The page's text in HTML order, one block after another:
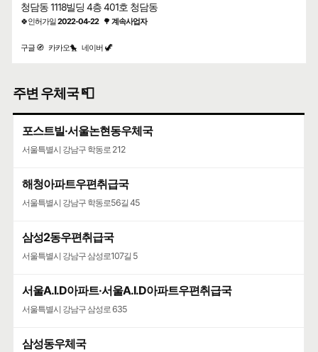
청담동 1118빌딩 4층 401호 청담동
🍀인허가일2022-04-22 🌳 계속사업자
구글 🧭 카카오🐤 네이버 🦖
주변 우체국 📮
포스트빌·서울논현동우체국
서울특별시 강남구 학동로 212
해청아파트우편취급국
서울특별시 강남구 학동로56길 45
삼성2동우편취급국
서울특별시 강남구 삼성로107길 5
서울A.I.D아파트·서울A.I.D아파트우편취급국
서울특별시 강남구 삼성로 635
삼성동우체국